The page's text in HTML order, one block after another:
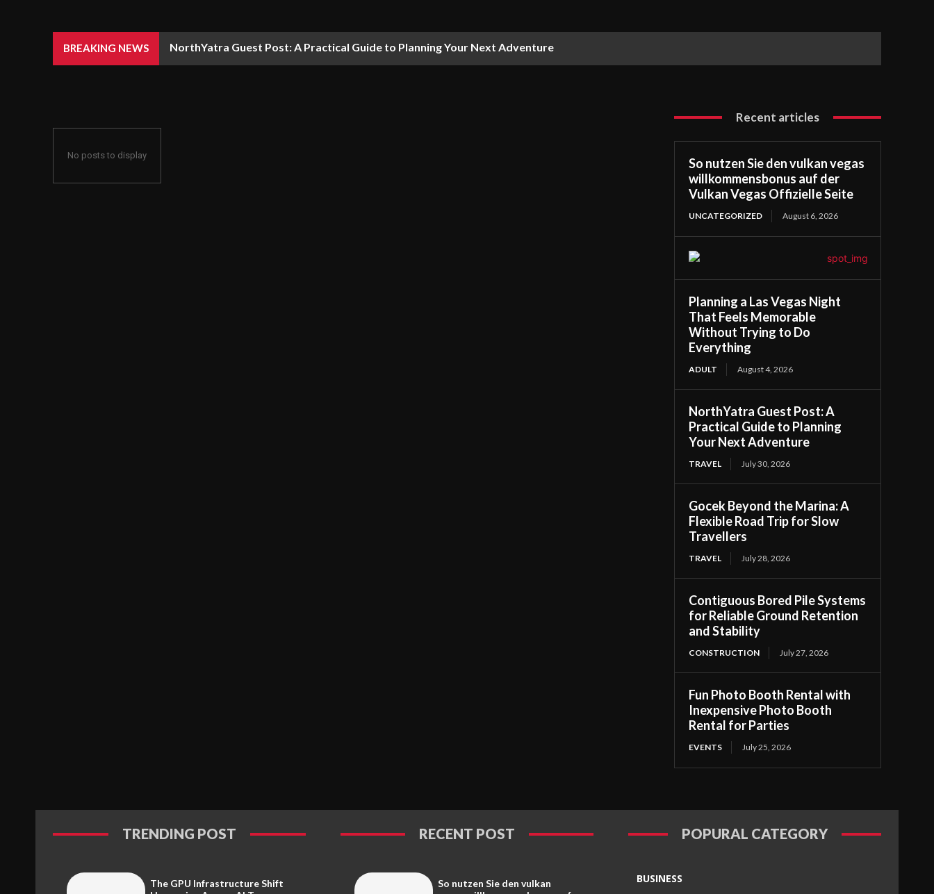
BREAKING NEWS NorthYatra Guest Post: A Practical Guide to Planning Your Next Adventure
No posts to display
Recent articles
So nutzen Sie den vulkan vegas
willkommensbonus auf der
Vulkan Vegas Offizielle Seite
UNCATEGORIZED August 6, 2026
Planning a Las Vegas Night
That Feels Memorable
Without Trying to Do
Everything
ADULT August 4, 2026
NorthYatra Guest Post: A
Practical Guide to Planning
Your Next Adventure
TRAVEL July 30, 2026
Gocek Beyond the Marina: A
Flexible Road Trip for Slow
Travellers
TRAVEL July 28, 2026
Contiguous Bored Pile Systems
for Reliable Ground Retention
and Stability
CONSTRUCTION July 27, 2026
Fun Photo Booth Rental with
Inexpensive Photo Booth
Rental for Parties
EVENTS July 25, 2026
TRENDING POST
The GPU Infrastructure Shift
RECENT POST
So nutzen Sie den vulkan
POPURAL CATEGORY
BUSINESS